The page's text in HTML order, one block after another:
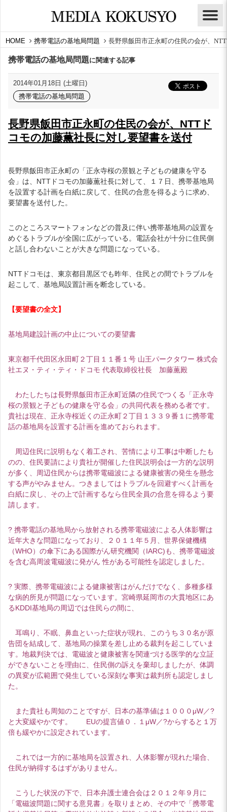
HOME 携帯電話の基地局問題 長野県飯田市正永町の住民の会が、
携帯電話の基地局問題に関連する記事
2014年01月18日 (土曜日)
携帯電話の基地局問題
長野県飯田市正永町の住民の会が、NTTド
コモの加藤薫社長に対し要望書を送付
長野県飯田市正永町の「正永寺桜の景観と子どもの健康を守る
会」は、NTTドコモの加藤薫社長に対して、１７日、携帯基地局
を設置する計画を白紙に戻して、住民の合意を得るように求め、
要望書を送付した。
このところスマートフォンなどの普及に伴い携帯基地局の設置を
めぐるトラブルが全国に広がっている。電話会社が十分に住民側
と話し合わないことが大きな問題になっている。
NTTドコモは、東京都目黒区でも昨年、住民との間でトラブルを
起こして、基地局設置計画を断念している。
【要望書の全文】
基地局建設計画の中止についての要望書
東京都千代田区永田町２丁目１１番１号 山王パークタワー 株式会
社エヌ・ティ・ティ・ドコモ 代表取締役社長 加藤薫殿
わたしたちは長野県飯田市正永町近隣の住民でつくる「正永寺
桜の景観と子どもの健康を守る会」の共同代表を務める者です。
貴社は現在、正永寺桜近くの正永町２丁目１３３９番１に携帯電
話の基地局を設置する計画を進めておられます。
周辺住民に説明もなく着工され、苦情により工事は中断したも
のの、住民要請により貴社が開催した住民説明会は一方的な説明
が多く、周辺住民からは携帯電磁波による健康被害の発生を懸念
する声がやみません。つきましてはトラブルを回避すべく計画を
白紙に戻し、その上で計画するなら住民全員の合意を得るよう要
請します。
? 携帯電話の基地局から放射される携帯電磁波による人体影響は
近年大きな問題になっており、２０１１年５月、世界保健機構
（WHO）の傘下にある国際がん研究機関（IARC)も、携帯電磁波
を含む高周波電磁波に発がん 性がある可能性を認定しました。
? 実際、携帯電磁波による健康被害はがんだけでなく、多種多様
な病的所見が問題になっています。宮崎県延岡市の大貫地区にあ
るKDDI基地局の周辺では住民らの間に、
耳鳴り、不眠、鼻血といった症状が現れ、このうち３０名が原
告団を結成して、基地局の操業を差し止める裁判を起こしていま
す。地裁判決では、電磁波と健康被害を関連づける医学的な立証
ができないことを理由に、住民側の訴えを棄却しましたが、体調
の異変が広範囲で発生している深刻な事実は裁判所も認定しまし
た。
また貴社も周知のことですが、日本の基準値は１０００μW／?
と大変緩やかです。 EUの提言値０．１μW／?からすると１万
倍も緩やかに設定されています。
これでは一方的に基地局を設置され、人体影響が現れた場合、
住民が納得するはずがありません。
こうした状況の下で、日本弁護士連合会は２０１２年９月に
「電磁波問題に関する意見書」を取りまとめ、その中で「携帯電